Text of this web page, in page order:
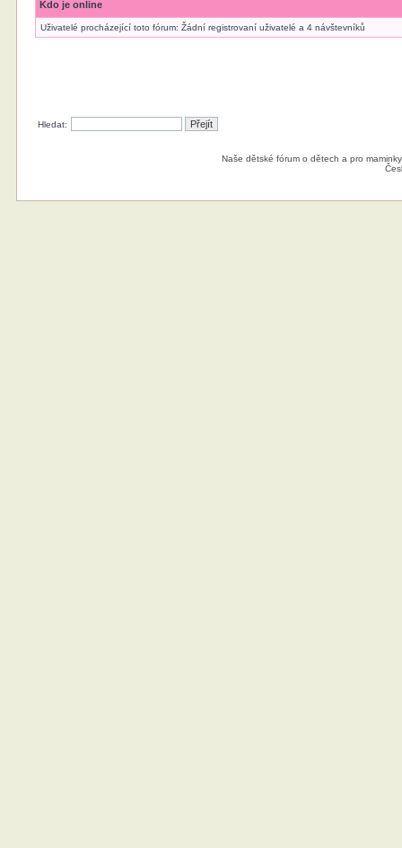
Kdo je online
Uživatelé procházející toto fórum: Žádní registrovaní uživatelé a 4 návštevníků
Hledat:
Naše dětské fórum o dětech a pro